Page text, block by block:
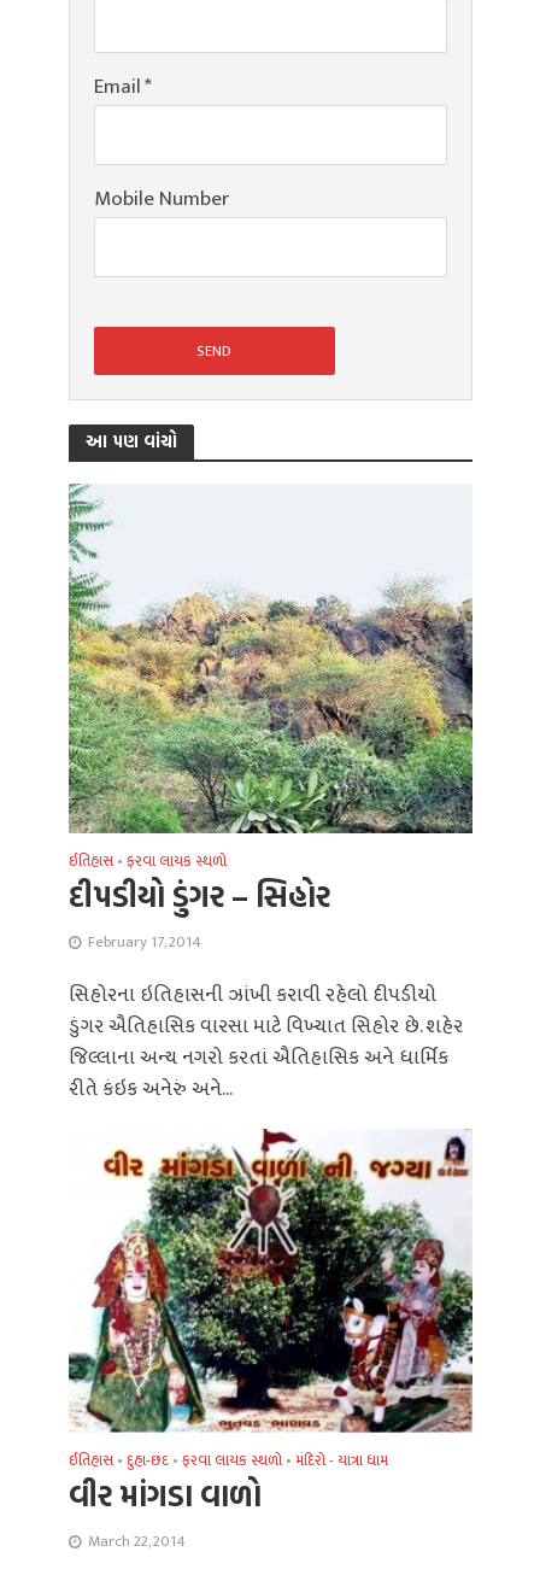
Email*
Mobile Number
આ પણ વાંચો
ઈતિહાસ •ફરવા લાયક સ્થળો
દીપડીયો ડુંગર – સિહોર
February 17, 2014
સિહોરના ઇતિહાસની ઝાંખી કરાવી રહેલો દીપડીયો
ડુંગર ઐતિહાસિક વારસા માટે વિખ્યાત સિહોર છે. શહેર
જિલ્લાના અન્ય નગરો કરતાં ઐતિહાસિક અને ધાર્મિ‌ક
રીતે કંઇક અનેરું અને...
ઈતિહાસ • દુહા-છંદ •ફરવા લાયક સ્થળો •મંદિરો - યાત્રા ધામ
વીર માંગડા વાળો
March 22, 2014